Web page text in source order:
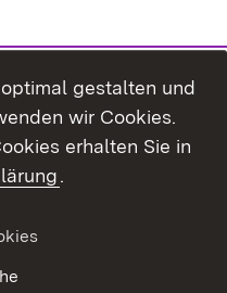
gestalten und
wir Cookies.
erhalten Sie in
.